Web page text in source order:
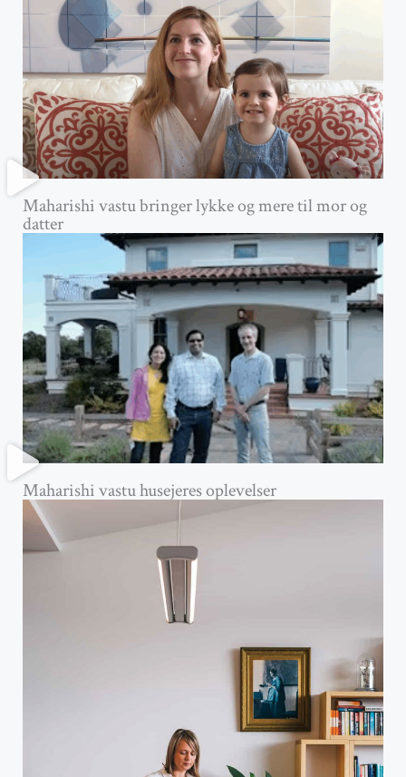
Maharishi vastu bringer lykke og mere til mor og
datter
Maharishi vastu husejeres oplevelser